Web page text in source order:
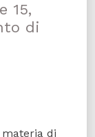
15,
di
materia di